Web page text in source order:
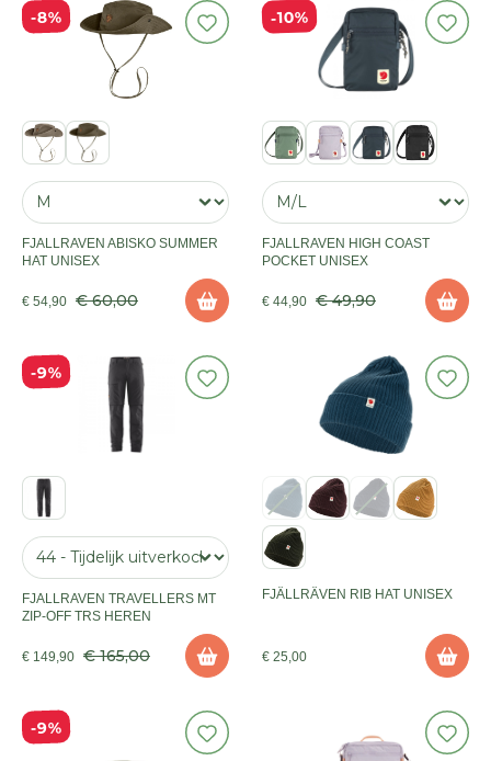
8%
FJALLRAVEN ABISKO SUMMER
HAT UNISEX
€ 54,90 € 60,00
10%
FJALLRAVEN HIGH COAST
POCKET UNISEX
€ 44,90 € 49,90
9%
FJALLRAVEN TRAVELLERS MT
ZIP-OFF TRS HEREN
€ 149,90 € 165,00
FJÄLLRÄVEN RIB HAT UNISEX
€ 25,00
9%